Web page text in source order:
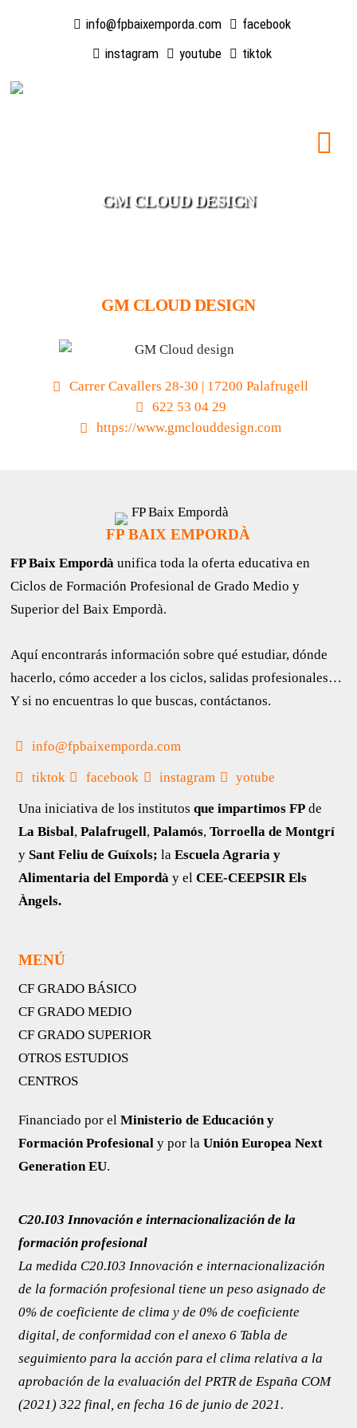
info@fpbaixemporda.com
facebook
instagram
youtube tiktok
GM CLOUD DESIGN
GM CLOUD DESIGN
Carrer Cavallers 28-30 | 17200 Palafrugell
622 53 04 29
https://www.gmclouddesign.com
FP BAIX EMPORDÀ
FP Baix Empordàunifica toda la oferta educativa en
Ciclos de Formación Profesional de Grado Medio y
Superior del Baix Empordà.
Aquí encontrarás información sobre qué estudiar, dónde
hacerlo, cómo acceder a los ciclos, salidas profesionales…
Y si no encuentras lo que buscas, contáctanos.
info@fpbaixemporda.com
tiktok facebook instagram yotube
Una iniciativa de los institutosque impartimos FP de
La Bisbal,Palafrugell,Palamós,Torroella de Montgrí
y Sant Feliu de Guíxols;la Escuela Agraria y
Alimentaria del Empordày el CEE-CEEPSIR Els
Àngels.
MENÚ
CF GRADO BÁSICO
CF GRADO MEDIO
CF GRADO SUPERIOR
OTROS ESTUDIOS
CENTROS
Financiado por elMinisterio de Educación y
Formación Profesional y por laUnión Europea Next
Generation EU.
C20.I03 Innovación e internacionalización de la
formación profesional
La medida C20.I03 Innovación e internacionalización
de la formación profesional tiene un peso asignado de
0% de coeficiente de clima y de 0% de coeficiente
digital, de conformidad con el anexo 6 ​​Tabla de
seguimiento para la acción para el clima relativa a la
aprobación de la evaluación del PRTR de España COM
(2021) 322 final, en fecha 16 de junio de 2021.